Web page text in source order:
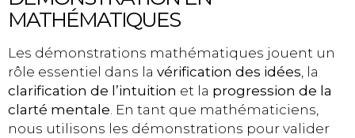
MATHÉMATIQUES
Les démonstrations mathématiques jouent un
rôle essentiel dans la vérification des idées, la
clarification de l’intuition et la progression de la
clarté mentale. En tant que mathématiciens,
nous utilisons les démonstrations pour valider